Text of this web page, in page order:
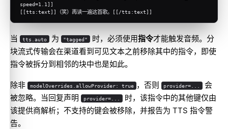
speed=1.1]]
[[tts:text]]（笑）再读一遍这首歌。[[/tts:text]]
当 tts.auto 为 "tagged" 时，必须使用指令才能触发音频。分
块流式传输会在渠道看到可见文本之前移除其中的指令，即使
指令被拆分到相邻的块中也是如此。
除非 modelOverrides.allowProvider: true ，否则 provider=...
会
被忽略。当回复声明
provider=...
时，该指令中的其他键仅由
该提供商解析；不支持的键会被移除，并报告为 TTS 指令警
告。